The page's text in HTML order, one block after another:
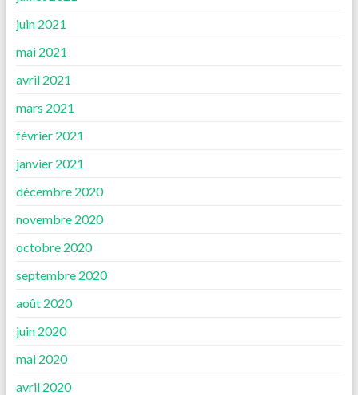
juin 2021
mai 2021
avril 2021
mars 2021
février 2021
janvier 2021
décembre 2020
novembre 2020
octobre 2020
septembre 2020
août 2020
juin 2020
mai 2020
avril 2020